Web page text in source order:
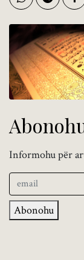
Informohu për
Abonohu